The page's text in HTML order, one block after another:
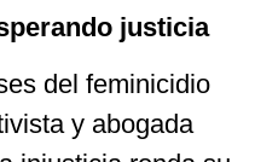
justicia
del feminicidio
y abogada